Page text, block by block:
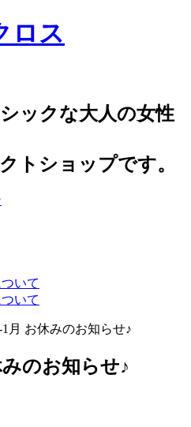
ックな大人の女性
トショップです。
月 お休みのお知らせ♪
のお知らせ♪